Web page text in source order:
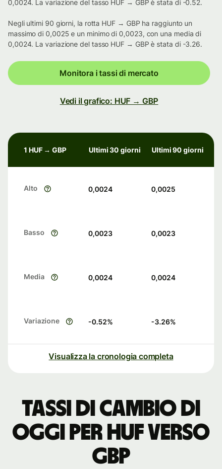
0,0024. La variazione del tasso HUF → GBP è stata di -0.52.
Negli ultimi 90 giorni, la rotta HUF → GBP ha raggiunto un
massimo di 0,0025 e un minimo di 0,0023, con una media di
0,0024. La variazione del tasso HUF → GBP è stata di -3.26.
Monitora i tassi di mercato
Vedi il grafico: HUF → GBP
1 HUF → GBP Ultimi 30 giorni Ultimi 90 giorni
Alto 0,0024 0,0025
Basso 0,0023 0,0023
Media 0,0024 0,0024
Variazione -0.52% -3.26%
Visualizza la cronologia completa
Tassi di cambio di
oggi per HUF verso
GBP